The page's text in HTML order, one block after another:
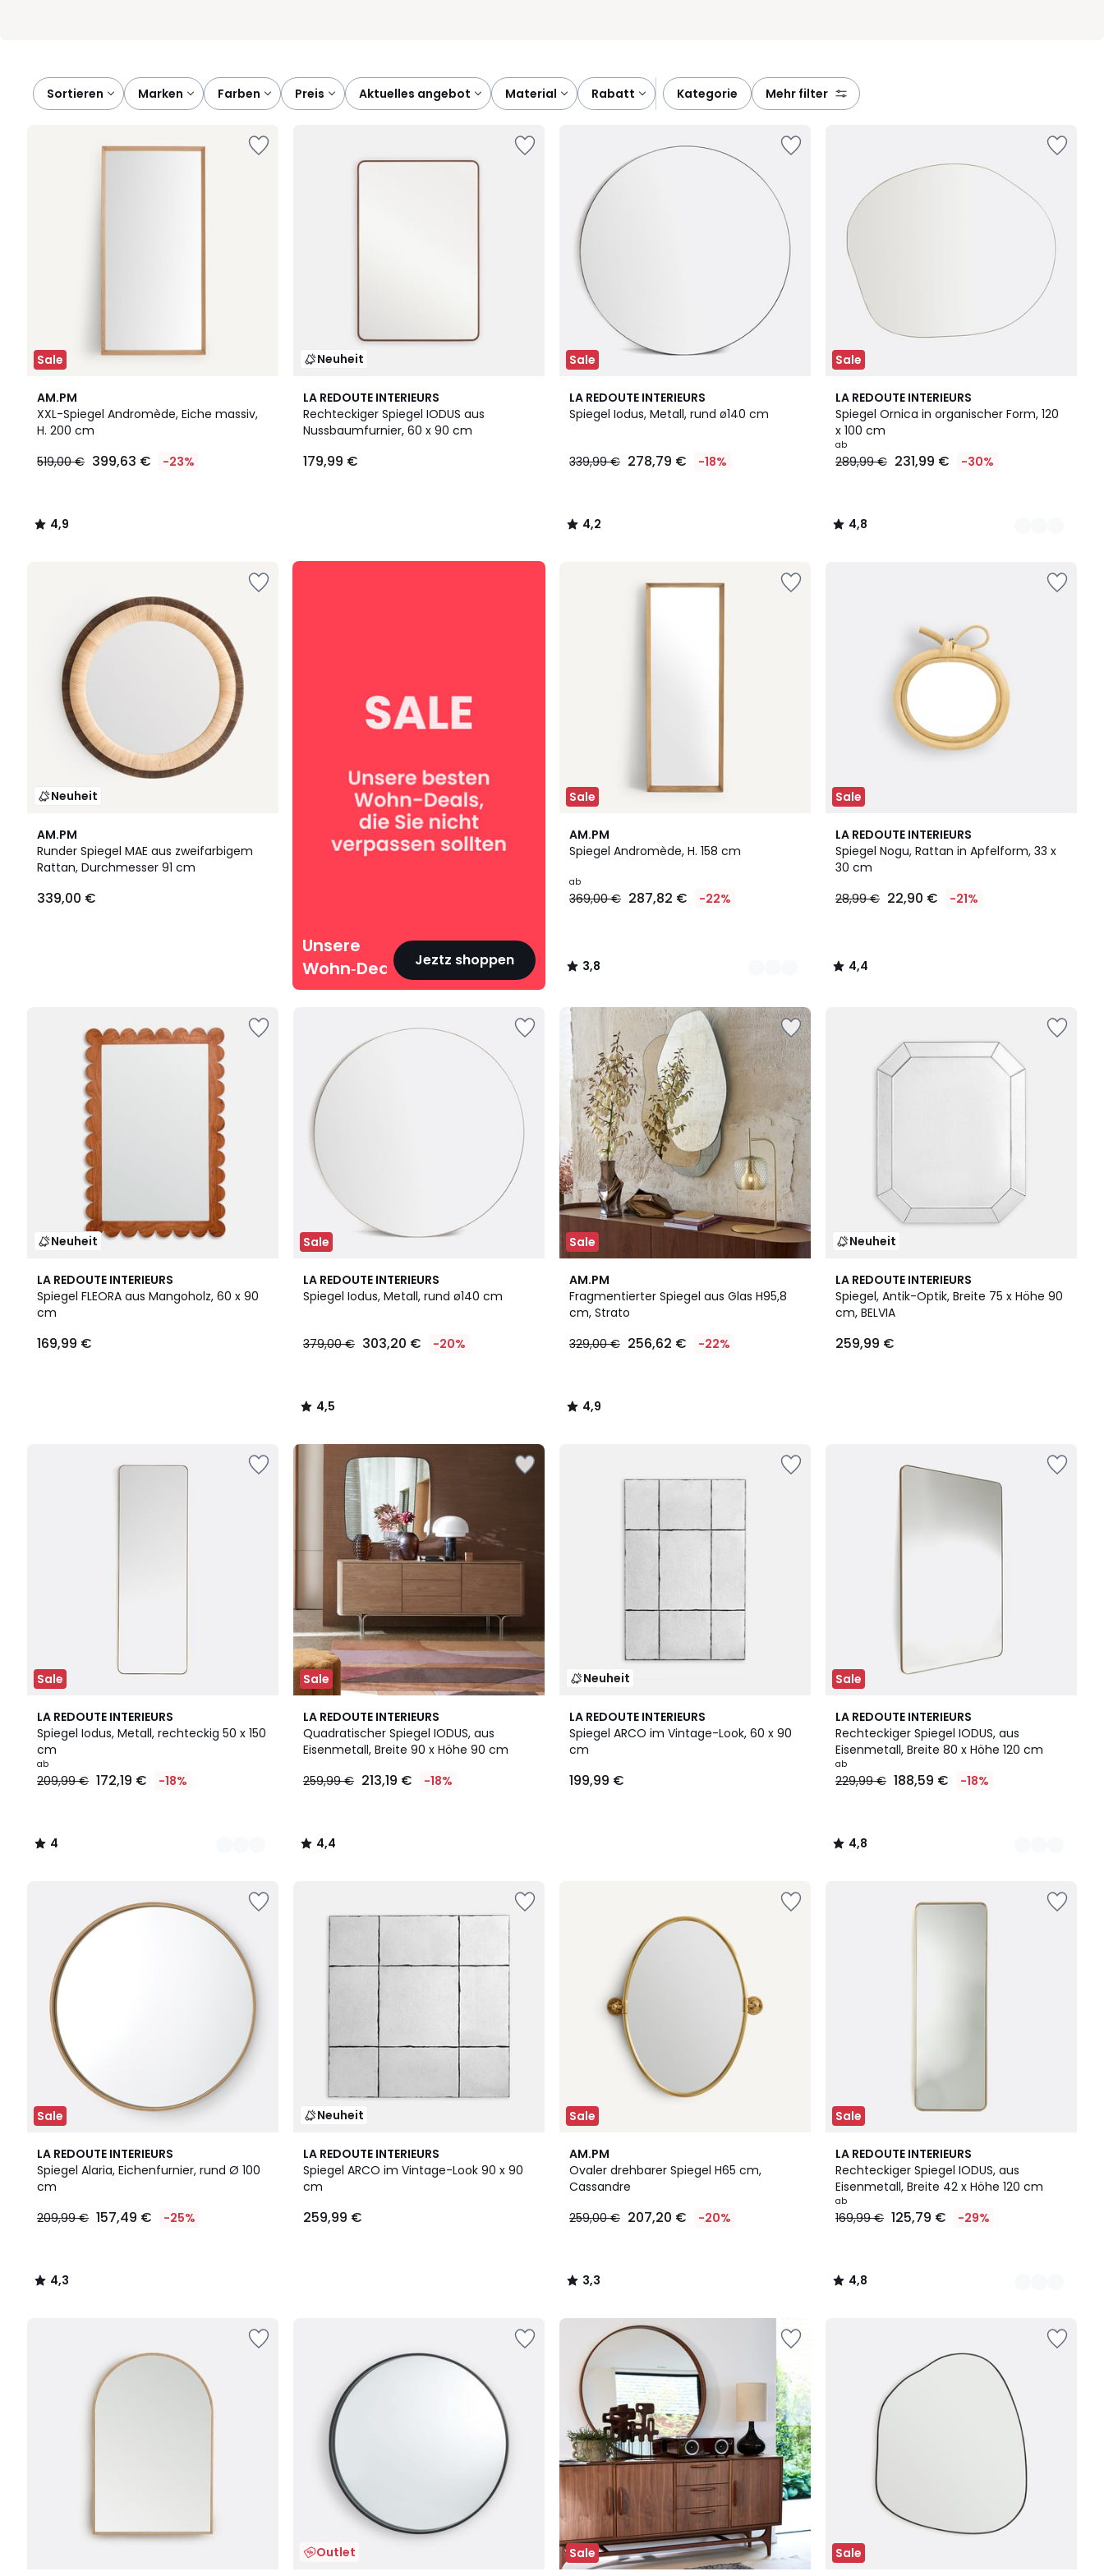
Sortieren marken farben preis aktuelles angebot material rabatt kategorie mehr filter
Sale
AM.PM
XXL-Spiegel Andromède, Eiche massiv,
H. 200 cm
€
23%
519,00 € 399,63 € -23%
4,9
/ 5
4,9
/
Neuheit
LA REDOUTE INTERIEURS
Rechteckiger Spiegel IODUS aus
Nussbaumfurnier, 60 x 90 cm
179,99 €
Sale
LA REDOUTE INTERIEURS
Spiegel Iodus, Metall, rund ø140 cm
339,99 € 278,79 € -18%
4,2
/ 5
4,2
/
Sale
LA REDOUTE INTERIEURS
Spiegel Ornica in organischer Form, 120
x 100 cm
ab
289,99 € 231,99 € -30%
4,8
/ 5
2
Farben
4,8
/
Neuheit
AM.PM
Runder Spiegel MAE aus zweifarbigem
Rattan, Durchmesser 91 cm
339,00 €
Unsere
Wohn‑Deals
Jeztz shoppen
Unsere
Sale
AM.PM
Spiegel Andromède, H. 158 cm
ab
369,00 € 287,82 € -22%
3,8
/ 5
2
Farben
3,8
/
Sale
LA REDOUTE INTERIEURS
Spiegel Nogu, Rattan in Apfelform, 33 x
30 cm
28,99 € 22,90 € -21%
4,4
/ 5
4,4
/
Neuheit
LA REDOUTE INTERIEURS
Spiegel FLEORA aus Mangoholz, 60 x 90
cm
169,99 €
Sale
LA REDOUTE INTERIEURS
Spiegel Iodus, Metall, rund ø140 cm
379,00 € 303,20 € -20%
4,5
/ 5
4,5
/
Sale
AM.PM
Fragmentierter Spiegel aus Glas H95,8
cm, Strato
329,00 € 256,62 € -22%
4,9
/ 5
4,9
/
Neuheit
LA REDOUTE INTERIEURS
Spiegel, Antik-Optik, Breite 75 x Höhe 90
cm, BELVIA
259,99 €
Sale
LA REDOUTE INTERIEURS
Spiegel Iodus, Metall, rechteckig 50 x 150
cm
ab
209,99 € 172,19 € -18%
4
/
5
2
Farben
4
/
Sale
LA REDOUTE INTERIEURS
Quadratischer Spiegel IODUS, aus
Eisenmetall, Breite 90 x Höhe 90 cm
259,99 € 213,19 € -18%
4,4
/ 5
4,4
/
Neuheit
LA REDOUTE INTERIEURS
Spiegel ARCO im Vintage-Look, 60 x 90
cm
199,99 €
Sale
LA REDOUTE INTERIEURS
Rechteckiger Spiegel IODUS, aus
Eisenmetall, Breite 80 x Höhe 120 cm
ab
229,99 € 188,59 € -18%
4,8
/ 5
2
Farben
4,8
/
Sale
LA REDOUTE INTERIEURS
Spiegel Alaria, Eichenfurnier, rund Ø 100
cm
209,99 € 157,49 € -25%
4,3
/ 5
4,3
/
Neuheit
LA REDOUTE INTERIEURS
Spiegel ARCO im Vintage-Look 90 x 90
cm
259,99 €
Sale
AM.PM
Ovaler drehbarer Spiegel H65 cm,
Cassandre
259,00 € 207,20 € -20%
3,3
/ 5
3,3
/
Sale
LA REDOUTE INTERIEURS
Rechteckiger Spiegel IODUS, aus
Eisenmetall, Breite 42 x Höhe 120 cm
ab
169,99 € 125,79 € -29%
4,8
/ 5
2
Farben
4,8
/
Outlet Sale Sale